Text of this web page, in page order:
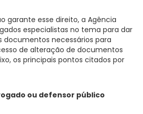
garante esse direito, a Agência
especialistas no tema para dar
documentos necessários para
de alteração de documentos
os principais pontos citados por
ou defensor público